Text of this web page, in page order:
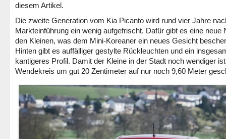
diesem Artikel.
Die zweite Generation vom Kia Picanto wird rund vier Jahre
Markteinführung ein wenig aufgefrischt. Dafür gibt es eine neue
den Kleinen, was dem Mini-Koreaner ein neues Gesicht
Hinten gibt es auffälliger gestylte Rückleuchten und ein
kantigeres Profil. Damit der Kleine in der Stadt noch wendiger
Wendekreis um gut 20 Zentimeter auf nur noch 9,60 Meter